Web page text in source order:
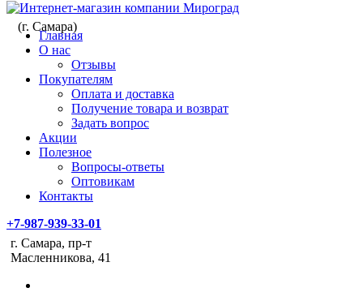
(г. Самара)
Главная
О нас
Отзывы
Покупателям
Оплата и доставка
Получение товара и возврат
Задать вопрос
Акции
Полезное
Вопросы-ответы
Оптовикам
Контакты
+7-987-939-33-01
г. Самара, пр-т
Масленникова, 41